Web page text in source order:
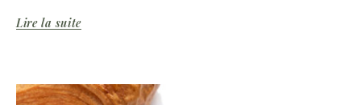
Lire la suite